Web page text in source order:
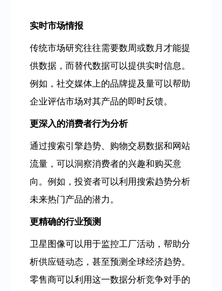
实时市场情报
传统市场研究往往需要数周或数月才能提
供数据，而替代数据可以提供实时信息。
例如，社交媒体上的品牌提及量可以帮助
企业评估市场对其产品的即时反馈。
更深入的消费者行为分析
通过搜索引擎趋势、购物交易数据和网站
流量，可以洞察消费者的兴趣和购买意
向。例如，投资者可以利用搜索趋势分析
未来热门产品的潜力。
更精确的行业预测
卫星图像可以用于监控工厂活动，帮助分
析供应链动态，甚至预测全球经济趋势。
零售商可以利用这一数据分析竞争对手的